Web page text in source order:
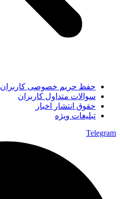
حفظ حریم خصوصی کاربران
سوالات متداول کاربران
حقوق انتشار اخبار
تبلیغات ویژه
Telegram